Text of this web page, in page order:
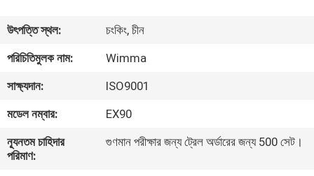
ভিডিও
সম্বন্ধে
কারখানা
উৎপত্তি স্থল:
চংকিং, চীন
পরিচিতিমুলক নাম:
Wimma
সাক্ষ্যদান:
ISO9001
মডেল নম্বার:
EX90
ন্যূনতম চাহিদার
পরিমাণ:
গুণমান পরীক্ষার জন্য ট্রেল অর্ডারের জন্য 500 সেট।